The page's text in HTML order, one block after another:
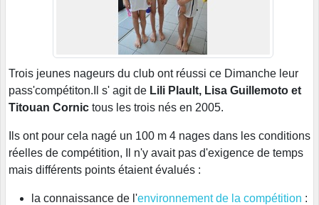
Trois jeunes nageurs du club ont réussi ce Dimanche leur
pass'compétiton.Il s' agit de Lili Plault, Lisa Guillemoto et
Titouan Cornic tous les trois nés en 2005.
Ils ont pour cela nagé un 100 m 4 nages dans les conditions
réelles de compétition, Il n'y avait pas d'exigence de temps
mais différents points étaient évalués :
la connaissance de l'environnement de la compétition :